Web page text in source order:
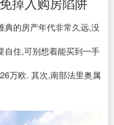
典的房产年代非常久远,没
自住,可别想着能买到一手
万欧. 其次,南部法里奥属